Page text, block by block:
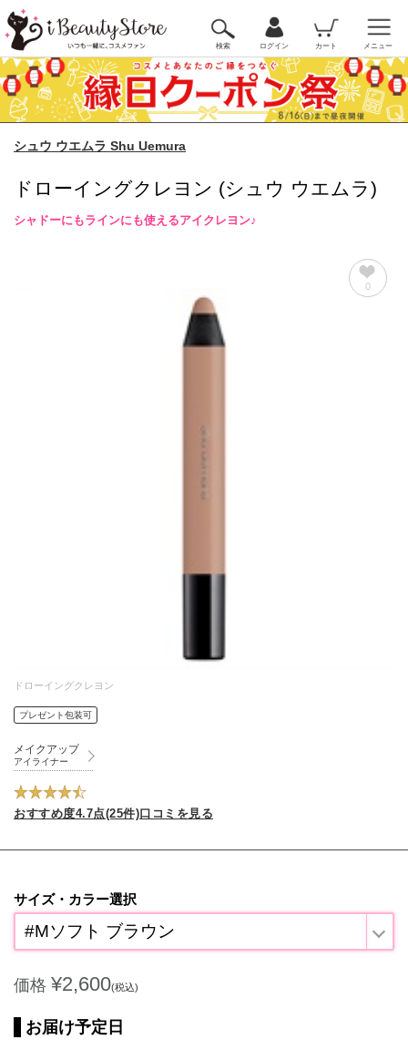
検索 ログイン カート メニュー
シュウ ウエムラ Shu Uemura
ドローイングクレヨン (シュウ ウエムラ)
シャドーにもラインにも使えるアイクレヨン♪
0
ドローイングクレヨン
プレゼント包装可
メイクアップ
アイライナー
おすすめ度4.7点(25件)口コミを見る
サイズ・カラー選択
#Mソフト ブラウン
価格 ¥2,600(税込)
お届け予定日